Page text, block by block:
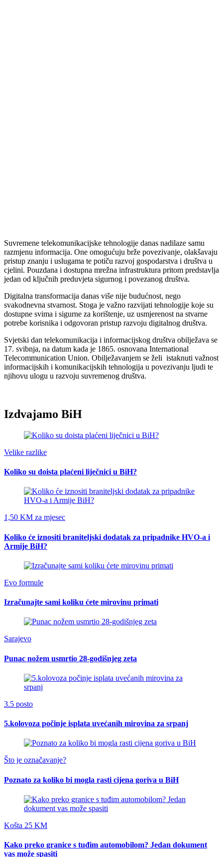
Suvremene telekomunikacijske tehnologije danas nadilaze samu
razmjenu informacija. One omogućuju brže povezivanje, olakšavaju
pristup znanju i uslugama te potiču razvoj gospodarstva i društva u
cjelini. Pouzdana i dostupna mrežna infrastruktura pritom predstavlja
jedan od ključnih preduvjeta sigurnog i povezanog društva.
Digitalna transformacija danas više nije budućnost, nego
svakodnevna stvarnost. Stoga je važno razvijati tehnologije koje su
dostupne svima i sigurne za korištenje, uz usmjerenost na stvarne
potrebe korisnika i odgovoran pristup razvoju digitalnog društva.
Svjetski dan telekomunikacija i informacijskog društva obilježava se
17. svibnja, na datum kada je 1865. osnovana International
Telecommunication Union. Obilježavanjem se želi istaknuti važnost
informacijskih i komunikacijskih tehnologija u povezivanju ljudi te
njihovu ulogu u razvoju suvremenog društva.
Izdvajamo BiH
Velike razlike
Koliko su doista plaćeni liječnici u BiH?
1,50 KM za mjesec
Koliko će iznositi braniteljski dodatak za pripadnike HVO-a i
Armije BiH?
Evo formule
Izračunajte sami koliku ćete mirovinu primati
Sarajevo
Punac nožem usmrtio 28-godišnjeg zeta
3.5 posto
5.kolovoza počinje isplata uvećanih mirovina za srpanj
Što je označavanje?
Poznato za koliko bi mogla rasti cijena goriva u BiH
Košta 25 KM
Kako preko granice s tuđim automobilom? Jedan dokument
vas može spasiti